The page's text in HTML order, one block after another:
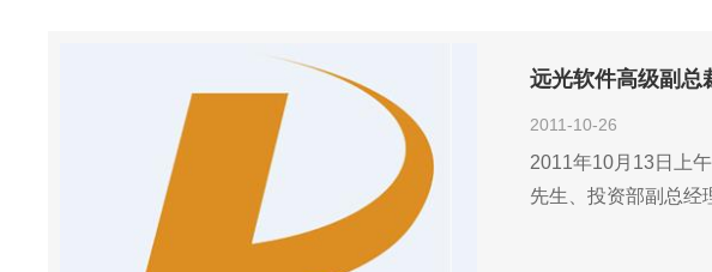
远光软件高级副总
2011-10-26
2011年10月13日上
先生、投资部副总经